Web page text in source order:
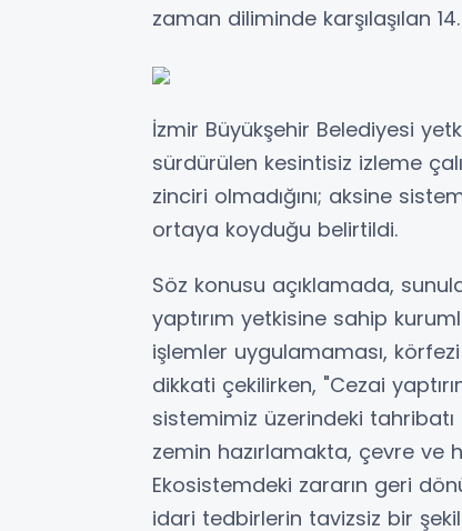
zaman diliminde karşılaşılan
İzmir Büyükşehir Belediyesi
sürdürülen kesintisiz izleme
zinciri olmadığını; aksine
ortaya koyduğu belirtildi.
Söz konusu açıklamada,
yaptırım yetkisine sahip
işlemler uygulamaması,
dikkati çekilirken, "Cezai
sistemimiz üzerindeki
zemin hazırlamakta, çevre ve
Ekosistemdeki zararın geri
idari tedbirlerin tavizsiz bir